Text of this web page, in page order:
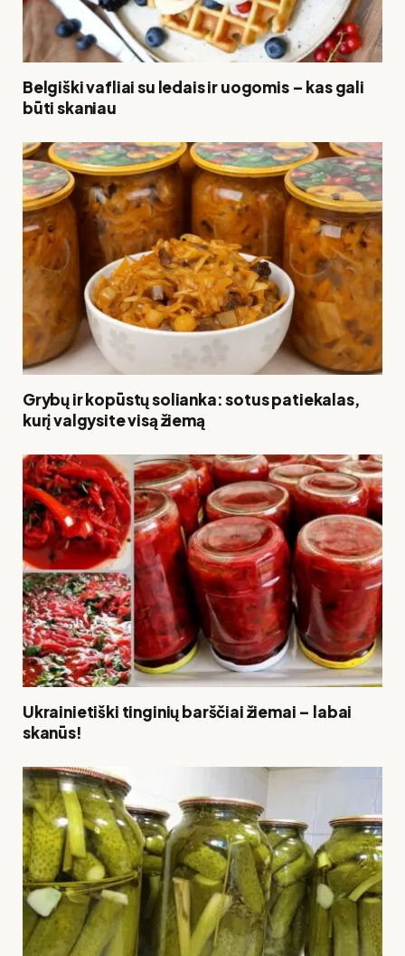
Belgiški vafliai su ledais ir uogomis – kas gali
būti skaniau
Grybų ir kopūstų solianka: sotus patiekalas,
kurį valgysite visą žiemą
Ukrainietiški tinginių barščiai žiemai – labai
skanūs!